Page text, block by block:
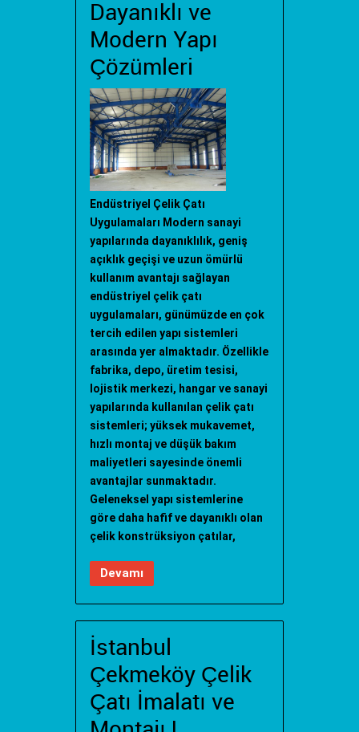
Dayanıklı ve
Modern Yapı
Çözümleri
Endüstriyel Çelik Çatı
Uygulamaları Modern sanayi
yapılarında dayanıklılık, geniş
açıklık geçişi ve uzun ömürlü
kullanım avantajı sağlayan
endüstriyel çelik çatı
uygulamaları, günümüzde en çok
tercih edilen yapı sistemleri
arasında yer almaktadır. Özellikle
fabrika, depo, üretim tesisi,
lojistik merkezi, hangar ve sanayi
yapılarında kullanılan çelik çatı
sistemleri; yüksek mukavemet,
hızlı montaj ve düşük bakım
maliyetleri sayesinde önemli
avantajlar sunmaktadır.
Geleneksel yapı sistemlerine
göre daha hafif ve dayanıklı olan
çelik konstrüksiyon çatılar,
Devamı
İstanbul
Çekmeköy Çelik
Çatı İmalatı ve